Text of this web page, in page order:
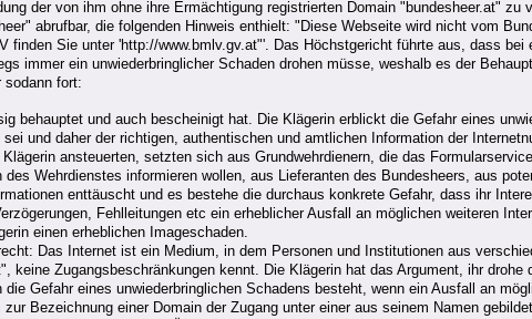
der von ihm ohne ihre Ermächtigung registrierten Domain "bundesheer.at" zu
abrufbar, die folgenden Hinweis enthielt: "Diese Webseite wird nicht vom
Sie unter 'http://www.bmlv.gv.at"'. Das Höchstgericht führte aus, dass
immer ein unwiederbringlicher Schaden drohen müsse, weshalb es der
sodann fort:
behauptet und auch bescheinigt hat. Die Klägerin erblickt die Gefahr eines
und daher der richtigen, authentischen und amtlichen Information der
ansteuerten, setzten sich aus Grundwehrdienern, die das
Wehrdienstes informieren wollen, aus Lieferanten des Bundesheers, aus
enttäuscht und es bestehe die durchaus konkrete Gefahr, dass ihr
Fehlleitungen etc ein erheblicher Ausfall an möglichen weiteren
einen erheblichen Imageschaden.
Das Internet ist ein Medium, in dem Personen und Institutionen aus
keine Zugangsbeschränkungen kennt. Die Klägerin hat das Argument, ihr drohe
Gefahr eines unwiederbringlichen Schadens besteht, wenn ein Ausfall an
Bezeichnung einer Domain der Zugang unter einer aus seinem Namen